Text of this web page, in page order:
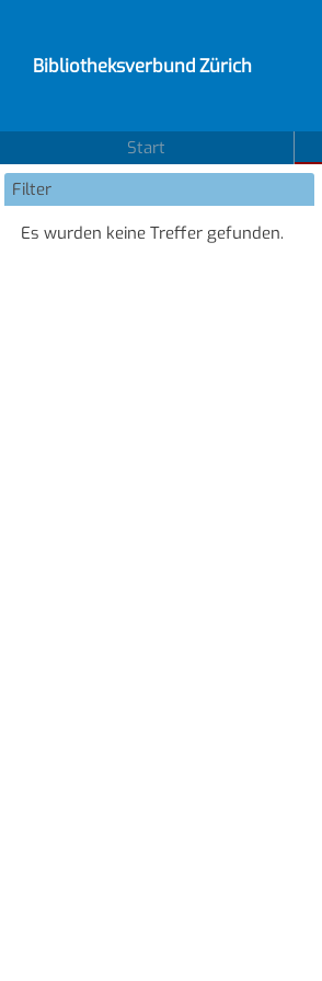
Bibliotheksverbund Zürich
Start
Filter
Es wurden keine Treffer gefunden.